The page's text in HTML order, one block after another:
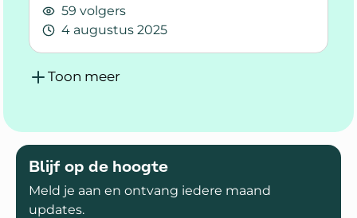
59 volgers
4 augustus 2025
Lees meer over Mijn doel
Toon meer
Blijf op de hoogte
Meld je aan en ontvang iedere maand
updates.